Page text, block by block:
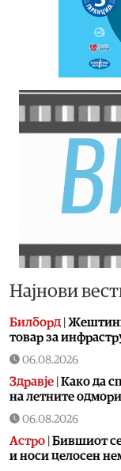
Најнови
Билборд |
товар за
06.08.2026
Здравје | Како да
на летните
06.08.2026
Астро | Бившиот
и носи целосен